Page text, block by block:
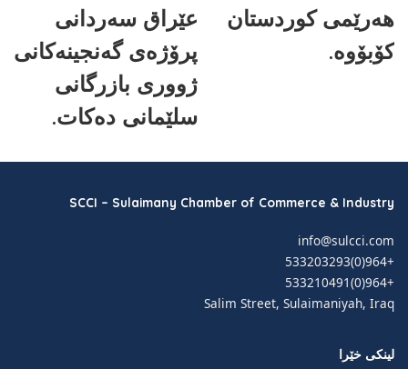
هەرێمی کوردستان
کۆبۆوە.
عێراق سەردانی
پرۆژەی گەنجینەکانی
ژووری بازرگانی
سلێمانی دەکات.
SCCI – Sulaimany Chamber of Commerce & Industry
info@sulcci.com
+964(0)533203293
+964(0)533210491
Salim Street, Sulaimaniyah, Iraq
لینکی خێرا